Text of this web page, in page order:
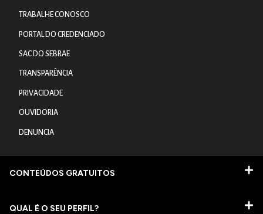
TRABALHE CONOSCO
PORTAL DO CREDENCIADO
SAC DO SEBRAE
TRANSPARÊNCIA
PRIVACIDADE
OUVIDORIA
DENUNCIA
CONTEÚDOS GRATUITOS
QUAL É O SEU PERFIL?